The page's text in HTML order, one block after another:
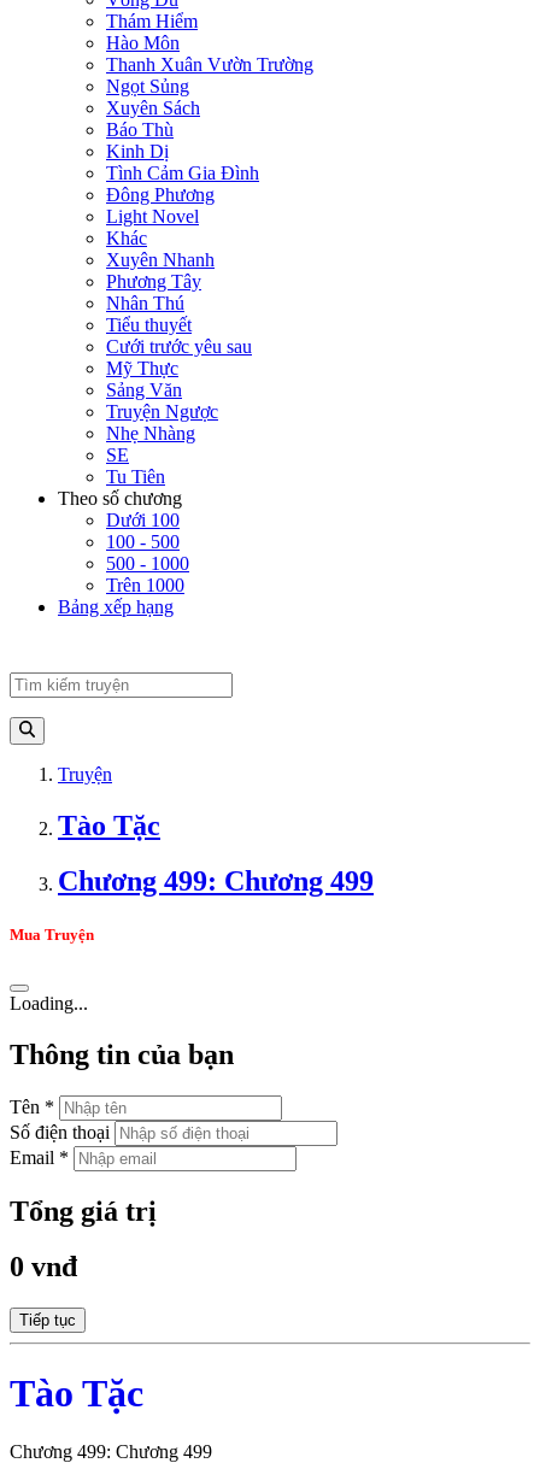
Thám Hiểm
Hào Môn
Thanh Xuân Vườn Trường
Ngọt Sủng
Xuyên Sách
Báo Thù
Kinh Dị
Tình Cảm Gia Đình
Đông Phương
Light Novel
Khác
Xuyên Nhanh
Phương Tây
Nhân Thú
Tiểu thuyết
Cưới trước yêu sau
Mỹ Thực
Sảng Văn
Truyện Ngược
Nhẹ Nhàng
SE
Tu Tiên
Theo số chương
Dưới 100
100 - 500
500 - 1000
Trên 1000
Bảng xếp hạng
Truyện
Tào Tặc
Chương 499: Chương 499
Mua Truyện
Loading...
Thông tin của bạn
Tên *
Số điện thoại
Email *
Tổng giá trị
0 vnđ
Tiếp tục
Tào Tặc
Chương 499: Chương 499